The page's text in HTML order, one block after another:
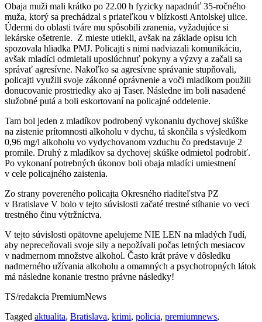
Obaja muži mali krátko po 22.00 h fyzicky napadnúť 35-ročného
muža, ktorý sa prechádzal s priateľkou v blízkosti Antolskej ulice.
Údermi do oblasti tváre mu spôsobili zranenia, vyžadujúce si
lekárske ošetrenie. Z mieste utiekli, avšak na základe opisu ich
spozovala hliadka PMJ. Policajti s nimi nadviazali komunikáciu,
avšak mladíci odmietali uposlúchnuť pokyny a výzvy a začali sa
správať agresívne. Nakoľko sa agresívne správanie stupňovali,
policajti využili svoje zákonné oprávnenie a voči mladíkom použili
donucovanie prostriedky ako aj Taser. Následne im boli nasadené
služobné putá a boli eskortovaní na policajné oddelenie.
Tam bol jeden z mladíkov podrobený vykonaniu dychovej skúške
na zistenie prítomnosti alkoholu v dychu, tá skončila s výsledkom
0,96 mg/l alkoholu vo vydychovanom vzduchu čo predstavuje 2
promile. Druhý z mladíkov sa dychovej skúške odmietol podrobiť.
Po vykonaní potrebných úkonov boli obaja mladíci umiestnení
v cele policajného zaistenia.
Zo strany povereného policajta Okresného riaditeľstva PZ
v Bratislave V bolo v tejto súvislosti začaté trestné stíhanie vo veci
trestného činu výtržníctva.
V tejto súvislosti opätovne apelujeme NIE LEN na mladých ľudí,
aby nepreceňovali svoje sily a nepožívali počas letných mesiacov
v nadmernom množstve alkohol. Často krát práve v dôsledku
nadmerného užívania alkoholu a omamných a psychotropných látok
má následne konanie trestno právne následky!
TS/redakcia PremiumNews
Tagged aktualita, Bratislava, krimi, policia, premiumnews,